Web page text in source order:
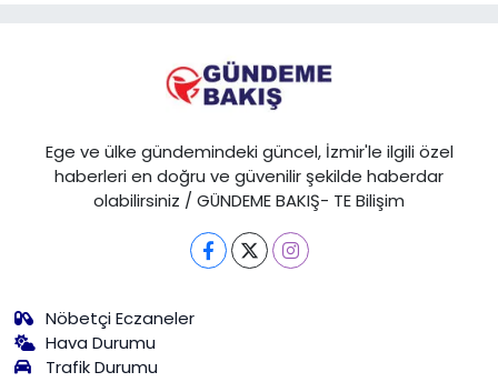
Ege ve ülke gündemindeki güncel, İzmir'le ilgili özel
haberleri en doğru ve güvenilir şekilde haberdar
olabilirsiniz / GÜNDEME BAKIŞ- TE Bilişim
Nöbetçi Eczaneler
Hava Durumu
Trafik Durumu